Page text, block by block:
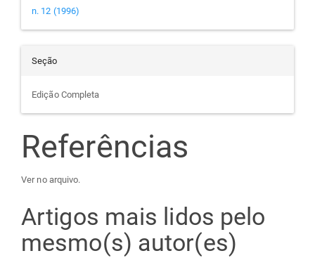
n. 12 (1996)
Seção
Edição Completa
Referências
Ver no arquivo.
Artigos mais lidos pelo
mesmo(s) autor(es)